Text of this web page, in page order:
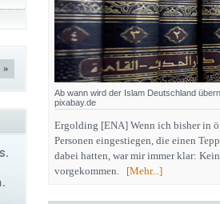
Ab wann wird der Islam Deutschland
pixabay.de
Ergolding [ENA] Wenn ich bisher in
Personen eingestiegen, die einen
dabei hatten, war mir immer klar:
vorgekommen. [Mehr...]
»